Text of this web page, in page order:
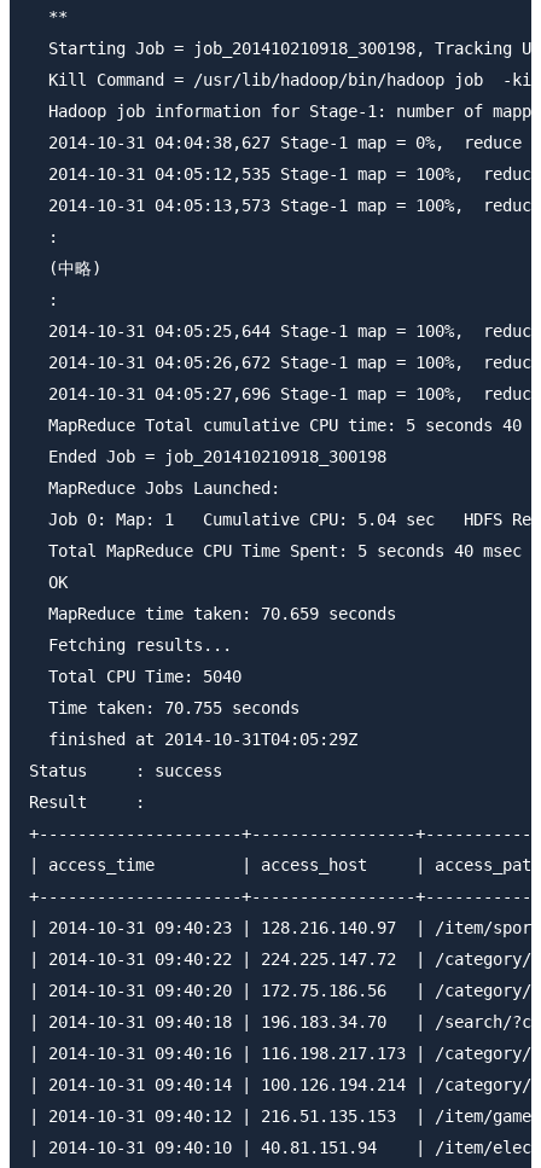
  **
Starting Job = job_201410210918_300198, Tracking
Kill Command = /usr/lib/hadoop/bin/hadoop job  -
Hadoop job information for Stage-1: number of
2014-10-31 04:04:38,627 Stage-1 map = 0%,  reduce
2014-10-31 04:05:12,535 Stage-1 map = 100%,
2014-10-31 04:05:13,573 Stage-1 map = 100%,
  :
  (中略)
  :
2014-10-31 04:05:25,644 Stage-1 map = 100%,
2014-10-31 04:05:26,672 Stage-1 map = 100%,
2014-10-31 04:05:27,696 Stage-1 map = 100%,
MapReduce Total cumulative CPU time: 5 seconds 40
  Ended Job = job_201410210918_300198
  MapReduce Jobs Launched:
Job 0: Map: 1   Cumulative CPU: 5.04 sec   HDFS
  Total MapReduce CPU Time Spent: 5 seconds 40 msec
  OK
  MapReduce time taken: 70.659 seconds
  Fetching results...
  Total CPU Time: 5040
  Time taken: 70.755 seconds
  finished at 2014-10-31T04:05:29Z
Status     : success
Result     :
+---------------------+-----------------
| access_time         | access_host
+---------------------+-----------------
| 2014-10-31 09:40:23 | 128.216.140.97  | /item/
| 2014-10-31 09:40:22 |
| 2014-10-31 09:40:20 |
| 2014-10-31 09:40:18 | 196.183.34.70
| 2014-10-31 09:40:16 |
| 2014-10-31 09:40:14 | 100.126.194.214 |
| 2014-10-31 09:40:12 | 216.51.135.153
| 2014-10-31 09:40:10 | 40.81.151.94